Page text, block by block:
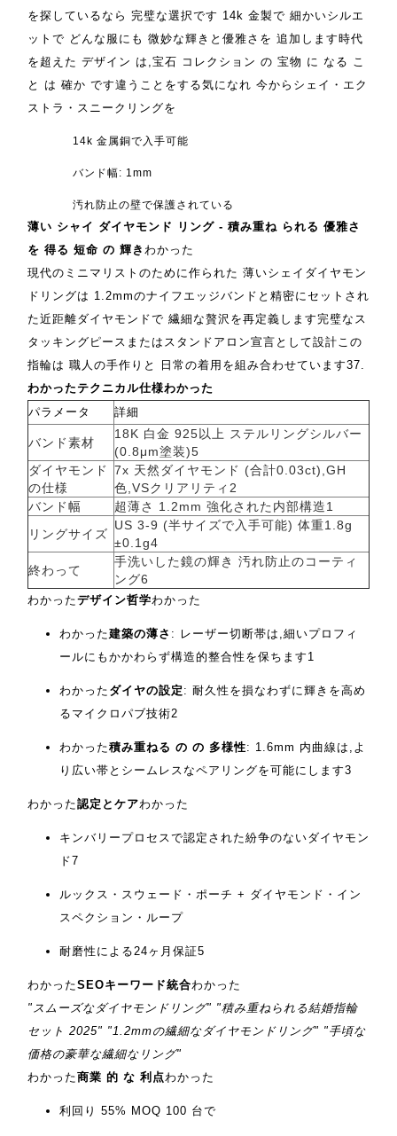
を探しているなら 完璧な選択です 14k 金製で 細かいシルエ
ットで どんな服にも 微妙な輝きと優雅さを 追加します時代
を超えた デザイン は,宝石 コレクション の 宝物 に なる こ
と は 確か です違うことをする気になれ 今からシェイ・エク
ストラ・スニークリングを
14k 金属銅で入手可能
バンド幅: 1mm
汚れ防止の壁で保護されている
薄い シャイ ダイヤモンド リング - 積み重ね られる 優雅さ
を 得る 短命 の 輝き わかった
現代のミニマリストのために作られた 薄いシェイダイヤモン
ドリングは 1.2mmのナイフエッジバンドと精密にセットされ
た近距離ダイヤモンドで 繊細な贅沢を再定義します完璧なス
タッキングピースまたはスタンドアロン宣言として設計この
指輪は 職人の手作りと 日常の着用を組み合わせています37.
わかったテクニカル仕様わかった
パラメータ
詳細
バンド素材
18K 白金 925以上 ステルリングシルバー
(0.8μm塗装)5
ダイヤモンド
の仕様
7x 天然ダイヤモンド (合計0.03ct),GH
色,VSクリアリティ 2
バンド幅
超薄さ 1.2mm 強化された内部構造1
リングサイズ
US 3-9 (半サイズで入手可能) 体重1.8g
±0.1g4
終わって
手洗いした鏡の輝き 汚れ防止のコーティ
ング6
わかったデザイン哲学わかった
わかった建築の薄さ : レーザー切断帯は,細いプロフィ
ールにもかかわらず構造的整合性を保ちます 1
わかった ダイヤの設定 : 耐久性を損なわずに輝きを高め
るマイクロパブ技術2
わかった積み重ねる の の 多様性: 1.6mm 内曲線は,よ
り広い帯とシームレスなペアリングを可能にします3
わかった認定とケアわかった
キンバリープロセスで認定された紛争のないダイヤモン
ド7
ルックス・スウェード・ポーチ + ダイヤモンド・イン
スペクション・ループ
耐磨性による24ヶ月保証5
わかったSEOキーワード統合わかった
"スムーズなダイヤモンドリング" "積み重ねられる結婚指輪
セット 2025" "1.2mmの繊細なダイヤモンドリング" "手頃な
価格の豪華な繊細なリング"
わかった商業 的 な 利点わかった
利回り 55% MOQ 100 台で